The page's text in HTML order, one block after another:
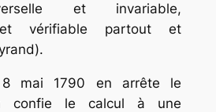
et invariable,
et vérifiable partout et
mai 1790 en arrête le
confie le calcul à une